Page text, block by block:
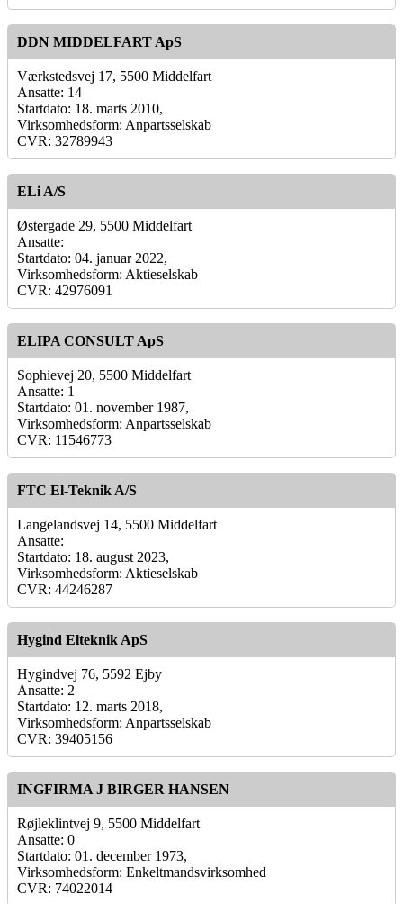
DDN MIDDELFART ApS
Værkstedsvej 17, 5500 Middelfart
Ansatte: 14
Startdato: 18. marts 2010,
Virksomhedsform: Anpartsselskab
CVR: 32789943
ELi A/S
Østergade 29, 5500 Middelfart
Ansatte:
Startdato: 04. januar 2022,
Virksomhedsform: Aktieselskab
CVR: 42976091
ELIPA CONSULT ApS
Sophievej 20, 5500 Middelfart
Ansatte: 1
Startdato: 01. november 1987,
Virksomhedsform: Anpartsselskab
CVR: 11546773
FTC El-Teknik A/S
Langelandsvej 14, 5500 Middelfart
Ansatte:
Startdato: 18. august 2023,
Virksomhedsform: Aktieselskab
CVR: 44246287
Hygind Elteknik ApS
Hygindvej 76, 5592 Ejby
Ansatte: 2
Startdato: 12. marts 2018,
Virksomhedsform: Anpartsselskab
CVR: 39405156
INGFIRMA J BIRGER HANSEN
Røjleklintvej 9, 5500 Middelfart
Ansatte: 0
Startdato: 01. december 1973,
Virksomhedsform: Enkeltmandsvirksomhed
CVR: 74022014